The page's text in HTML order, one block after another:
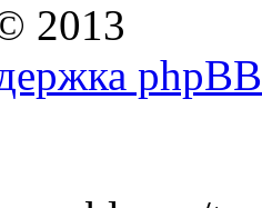
2013
phpBB